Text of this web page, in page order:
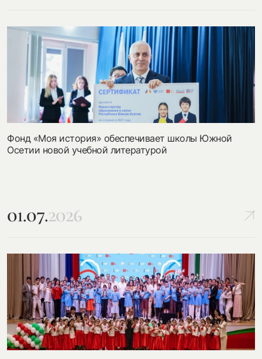
Фонд «Моя история» обеспечивает школы Южной
Осетии новой учебной литературой
01.07.2026